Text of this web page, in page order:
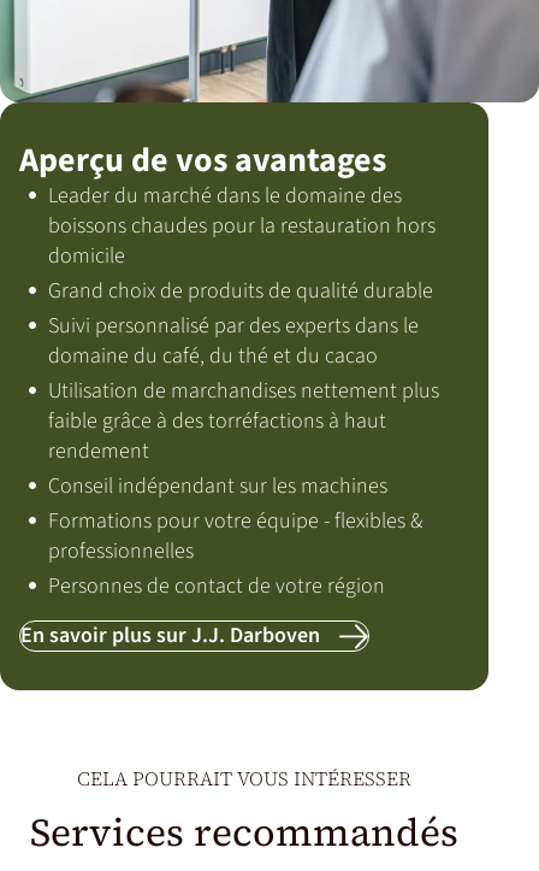
Aperçu de vos avantages
Leader du marché dans le domaine des
boissons chaudes pour la restauration hors
domicile
Grand choix de produits de qualité durable
Suivi personnalisé par des experts dans le
domaine du café, du thé et du cacao
Utilisation de marchandises nettement plus
faible grâce à des torréfactions à haut
rendement
Conseil indépendant sur les machines
Formations pour votre équipe - flexibles &
professionnelles
Personnes de contact de votre région
En savoir plus sur J.J. Darboven
CELA POURRAIT VOUS INTÉRESSER
Services recommandés